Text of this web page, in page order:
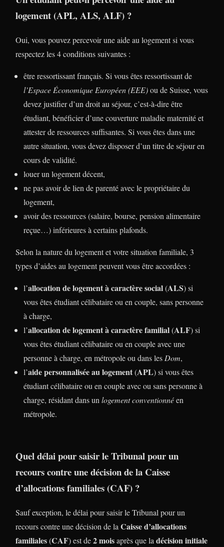
logement (APL, ALS, ALF) ?
Oui, vous pouvez percevoir une aide au logement si vous
respectez les 4 conditions suivantes :
être ressortissant français. Si vous êtes ressortissant de
l’Espace Économique Européen (EEE)ou de Suisse, vous
devez justifier d’un droit au séjour, c’est-à-dire être
étudiant, bénéficier d’une couverture maladie maternité et
attester de ressources suffisantes. Si vous êtes dans une
autre situation, vous devez disposer d’un titre de séjour en
cours de validité.
louer un logement décent,
ne pas avoir de lien de parenté avec le propriétaire du
logement,
avoir des ressources (salaire, bourse, pension alimentaire
reçue…) inférieures à certains plafonds.
Selon la nature du logement et votre situation familiale, 3
types d’aides au logement peuvent vous être accordées :
l’allocation de logement à caractère social(ALS) si
vous êtes étudiant célibataire ou en couple, sans personne
à charge,
l’allocation de logement à caractère familial(ALF) si
vous êtes étudiant célibataire ou en couple avec une
personne à charge, en métropole ou dans les Dom,
l’aide personnalisée au logement(APL) si vous êtes
étudiant célibataire ou en couple avec ou sans personne à
charge, résidant dans un logement conventionnéen
métropole.
Quel délai pour saisir le Tribunal pour un
recours contre une décision de la Caisse
d’allocations familiales (CAF) ?
Sauf exception, le délai pour saisir le Tribunal pour un
recours contre une décision de la Caisse d’allocations
familiales(CAF) est de2 moisaprès que la décision initiale